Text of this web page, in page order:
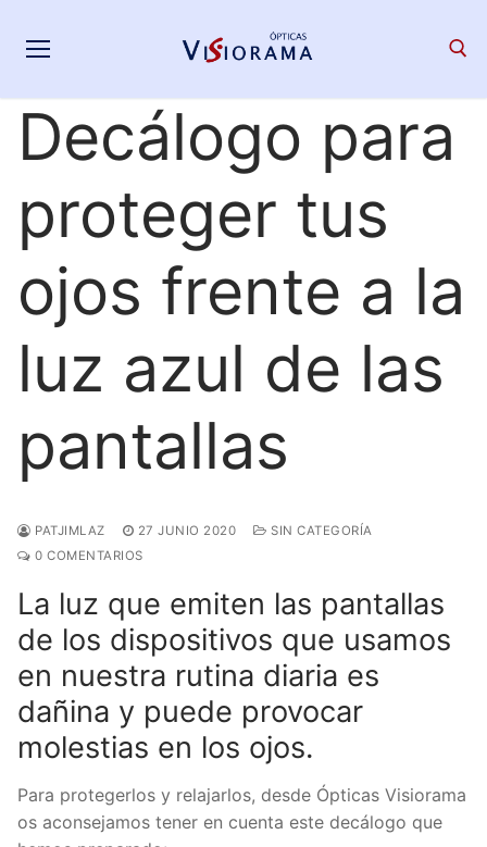
Search for:
Decálogo para
proteger tus
ojos frente a la
luz azul de las
pantallas
PATJIMLAZ 27 JUNIO 2020
SIN CATEGORÍA
0 COMENTARIOS
La luz que emiten las pantallas
de los dispositivos que usamos
en nuestra rutina diaria es
dañina y puede provocar
molestias en los ojos.
Para protegerlos y relajarlos, desde Ópticas Visiorama
os aconsejamos tener en cuenta este decálogo que